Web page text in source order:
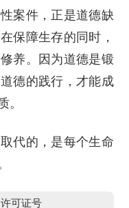
案件，正是道德缺
保障生存的同时，
养。因为道德是锻
德的践行，才能成
。
代的，是每个生命
可证号